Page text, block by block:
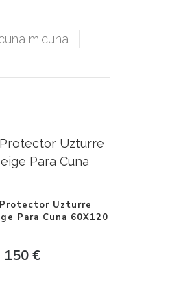
micuna
Protector Uzturre
Para Cuna 60X120
150€